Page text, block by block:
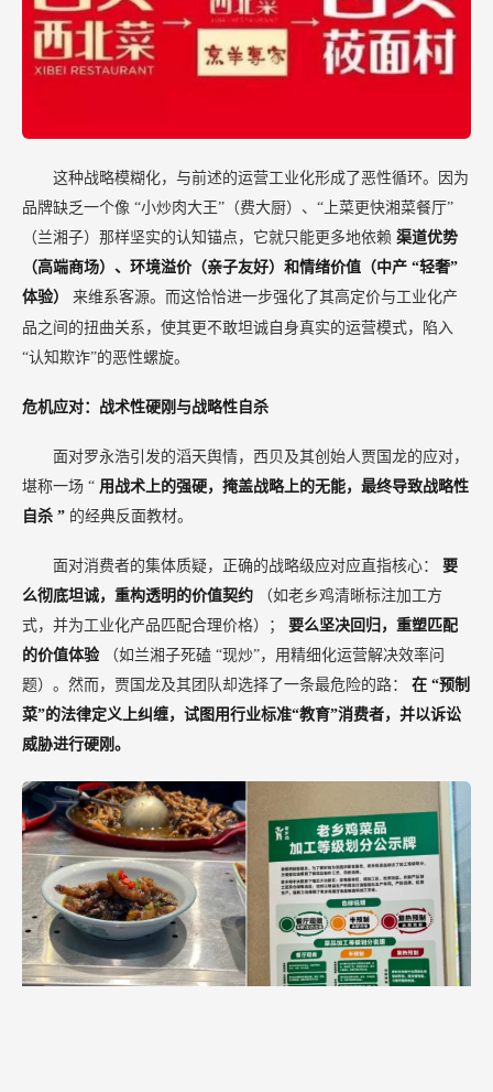
这种战略模糊化，与前述的运营工业化形成了恶性循环。因为
品牌缺乏一个像 “小炒肉大王”（费大厨）、“上菜更快湘菜餐厅”
（兰湘子）那样坚实的认知锚点，它就只能更多地依赖 渠道优势
（高端商场）、环境溢价（亲子友好）和情绪价值（中产 “轻奢”
体验） 来维系客源。而这恰恰进一步强化了其高定价与工业化产
品之间的扭曲关系，使其更不敢坦诚自身真实的运营模式，陷入
“认知欺诈”的恶性螺旋。
危机应对：战术性硬刚与战略性自杀
面对罗永浩引发的滔天舆情，西贝及其创始人贾国龙的应对，
堪称一场 “ 用战术上的强硬，掩盖战略上的无能，最终导致战略性
自杀 ” 的经典反面教材。
面对消费者的集体质疑，正确的战略级应对应直指核心： 要
么彻底坦诚，重构透明的价值契约
（如老乡鸡清晰标注加工方
式，并为工业化产品匹配合理价格）； 要么坚决回归，重塑匹配
的价值体验
（如兰湘子死磕 “现炒”，用精细化运营解决效率问
题）。然而，贾国龙及其团队却选择了一条最危险的路： 在 “预制
菜”的法律定义上纠缠，试图用行业标准“教育”消费者，并以诉讼
威胁进行硬刚。